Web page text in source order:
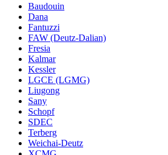
Baudouin
Dana
Fantuzzi
FAW (Deutz-Dalian)
Fresia
Kalmar
Kessler
LGCE (LGMG)
Liugong
Sany
Schopf
SDEC
Terberg
Weichai-Deutz